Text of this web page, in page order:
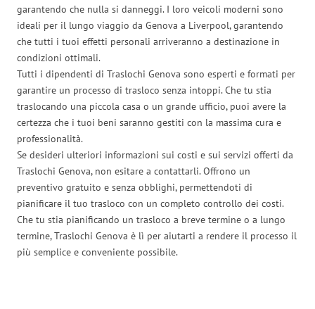
garantendo che nulla si danneggi. I loro veicoli moderni sono
ideali per il lungo viaggio da Genova a Liverpool, garantendo
che tutti i tuoi effetti personali arriveranno a destinazione in
condizioni ottimali.
Tutti i dipendenti di Traslochi Genova sono esperti e formati per
garantire un processo di trasloco senza intoppi. Che tu stia
traslocando una piccola casa o un grande ufficio, puoi avere la
certezza che i tuoi beni saranno gestiti con la massima cura e
professionalità.
Se desideri ulteriori informazioni sui costi e sui servizi offerti da
Traslochi Genova, non esitare a contattarli. Offrono un
preventivo gratuito e senza obblighi, permettendoti di
pianificare il tuo trasloco con un completo controllo dei costi.
Che tu stia pianificando un trasloco a breve termine o a lungo
termine, Traslochi Genova è lì per aiutarti a rendere il processo il
più semplice e conveniente possibile.